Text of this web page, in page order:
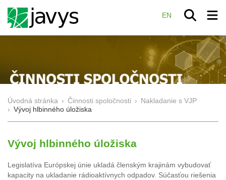
EN
Úvodná stránka › Činnosti spoločnosti › Nakladanie s VJP
› Vývoj hlbinného úložiska
Vývoj hlbinného úložiska
Legislatíva Európskej únie ukladá členským krajinám vybudovať
kapacity na ukladanie rádioaktívnych odpadov. Súčasťou riešenia